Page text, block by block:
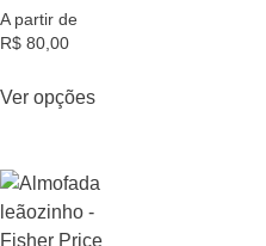
A partir de
R$ 80,00
Ver opções